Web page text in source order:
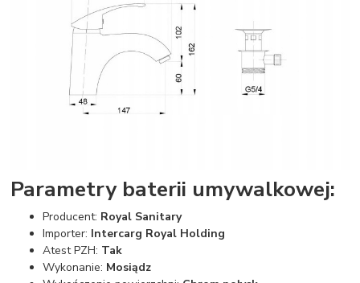
Parametry baterii umywalkowej:
Producent: Royal Sanitary
Importer: Intercarg Royal Holding
Atest PZH: Tak
Wykonanie: Mosiądz